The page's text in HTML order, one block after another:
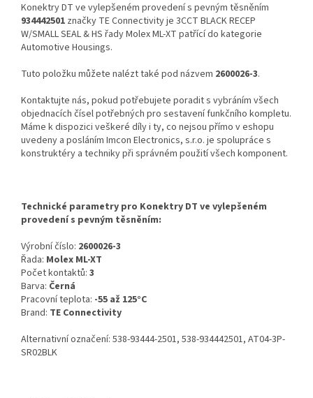
Konektry DT ve vylepšeném provedení s pevným těsněním
934442501 značky TE Connectivity je 3CCT BLACK RECEP
W/SMALL SEAL & HS řady Molex ML-XT patřící do kategorie
Automotive Housings.
Tuto položku můžete nalézt také pod názvem 2600026-3.
Kontaktujte nás, pokud potřebujete poradit s vybráním všech
objednacích čísel potřebných pro sestavení funkčního kompletu.
Máme k dispozici veškeré díly i ty, co nejsou přímo v eshopu
uvedeny a posláním Imcon Electronics, s.r.o. je spolupráce s
konstruktéry a techniky při správném použití všech komponent.
Technické parametry pro Konektry DT ve vylepšeném
provedení s pevným těsněním:
Výrobní číslo: 2600026-3
Řada: Molex ML-XT
Počet kontaktů: 3
Barva: Černá
Pracovní teplota: -55 až 125°C
Brand: TE Connectivity
Alternativní označení: 538-93444-2501, 538-934442501, AT04-3P-
SR02BLK